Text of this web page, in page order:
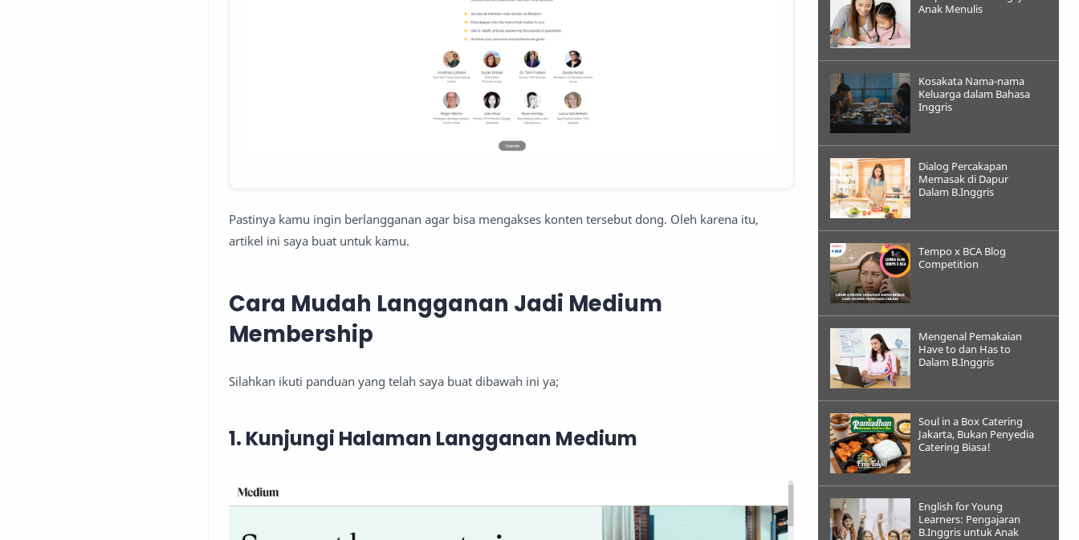
Pastinya kamu ingin berlangganan agar bisa mengakses konten tersebut dong. Oleh karena itu,
artikel ini saya buat untuk kamu.
Cara Mudah Langganan Jadi Medium
Membership
Silahkan ikuti panduan yang telah saya buat dibawah ini ya;
1. Kunjungi Halaman Langganan Medium
Anak Menulis
Kosakata Nama-nama
Keluarga dalam Bahasa
Inggris
Dialog Percakapan
Memasak di Dapur
Dalam B.Inggris
Tempo x BCA Blog
Competition
Mengenal Pemakaian
Have to dan Has to
Dalam B.Inggris
Soul in a Box Catering
Jakarta, Bukan Penyedia
Catering Biasa!
English for Young
Learners: Pengajaran
B.Inggris untuk Anak